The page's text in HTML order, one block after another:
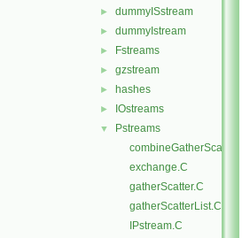
► dummyISstream
► dummyIstream
► Fstreams
► gzstream
► hashes
► IOstreams
▼
Pstreams
combineGatherScatter.C
exchange.C
gatherScatter.C
gatherScatterList.C
IPstream.C